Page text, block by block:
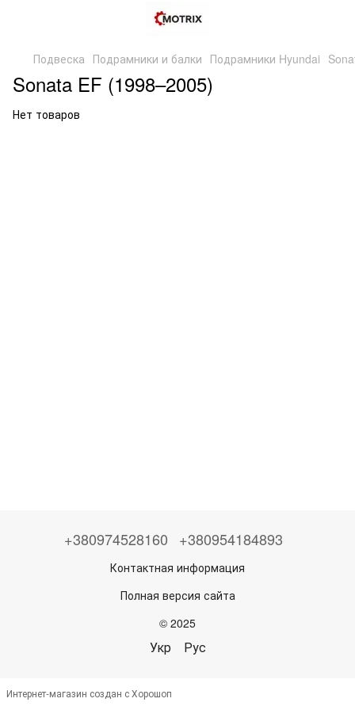
Подвеска Подрамники и балки Подрамники Hyundai
Sonata EF (1998–2005)
Нет товаров
+380974528160 +380954184893
Контактная информация
Полная версия сайта
© 2025
Укр Рус
Интернет-магазин создан с Хорошоп